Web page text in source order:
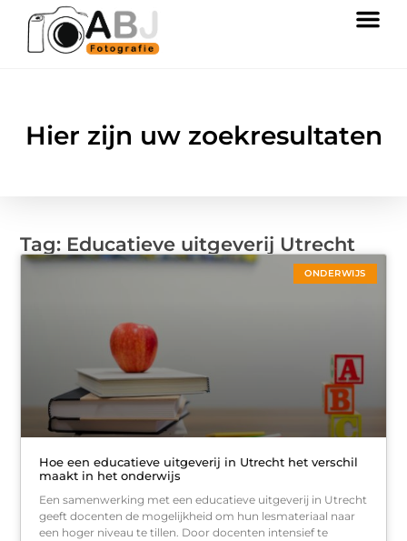
Hier zijn uw zoekresultaten
Tag: Educatieve uitgeverij Utrecht
ONDERWIJS
Hoe een educatieve uitgeverij in Utrecht het verschil
maakt in het onderwijs
Een samenwerking met een educatieve uitgeverij in Utrecht
geeft docenten de mogelijkheid om hun lesmateriaal naar
een hoger niveau te tillen. Door docenten intensief te